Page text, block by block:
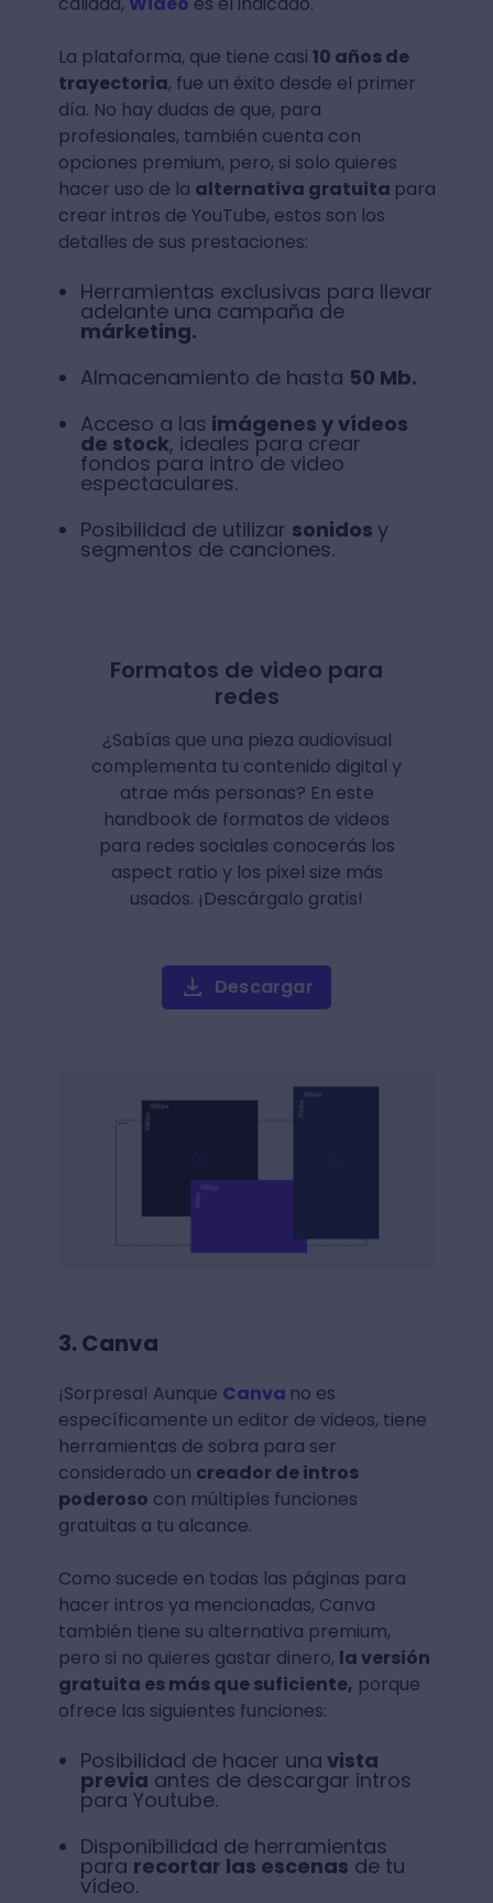
La plataforma, que tiene casi 10 años de
trayectoria, fue un éxito desde el primer
día. No hay dudas de que, para
profesionales, también cuenta con
opciones premium, pero, si solo quieres
hacer uso de la alternativa gratuita para
crear intros de YouTube, estos son los
detalles de sus prestaciones:
Herramientas exclusivas para llevar
adelante una campaña de
márketing.
Almacenamiento de hasta 50 Mb.
Acceso a las imágenes y vídeos
de stock, ideales para crear
fondos para intro de video
espectaculares.
Posibilidad de utilizar sonidos y
segmentos de canciones.
Formatos de video para
redes
¿Sabías que una pieza audiovisual
complementa tu contenido digital y
atrae más personas? En este
handbook de formatos de videos
para redes sociales conocerás los
aspect ratio y los pixel size más
usados. ¡Descárgalo gratis!
Descargar
3. Canva
¡Sorpresa! Aunque Canva no es
específicamente un editor de videos, tiene
herramientas de sobra para ser
considerado un creador de intros
poderoso con múltiples funciones
gratuitas a tu alcance.
Como sucede en todas las páginas para
hacer intros ya mencionadas, Canva
también tiene su alternativa premium,
pero si no quieres gastar dinero, la versión
gratuita es más que suficiente, porque
ofrece las siguientes funciones:
Posibilidad de hacer una vista
previa antes de descargar intros
para Youtube.
Disponibilidad de herramientas
para recortar las escenas de tu
vídeo.